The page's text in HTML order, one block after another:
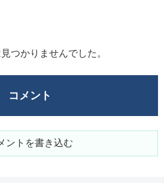
つかりませんでした。
コメント
ントを書き込む